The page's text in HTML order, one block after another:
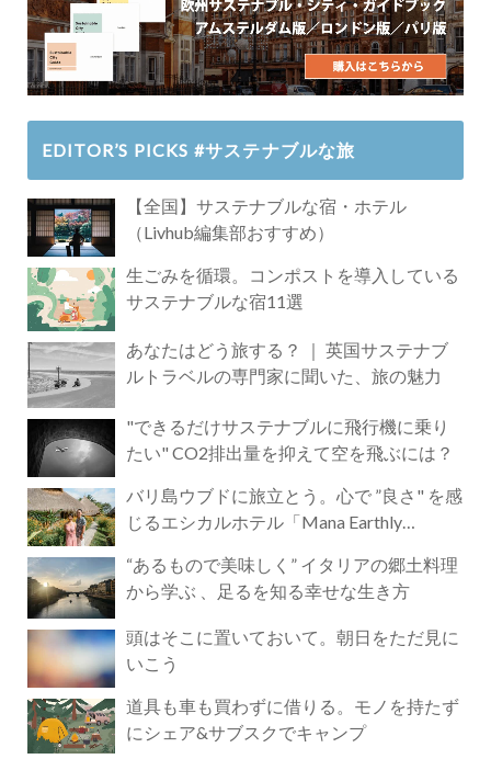
EDITOR’S PICKS #サステナブルな旅
【全国】サステナブルな宿・ホテル
（Livhub編集部おすすめ）
生ごみを循環。コンポストを導入している
サステナブルな宿11選
あなたはどう旅する？ ｜ 英国サステナブ
ルトラベルの専門家に聞いた、旅の魅力
"できるだけサステナブルに飛行機に乗り
たい" CO2排出量を抑えて空を飛ぶには？
バリ島ウブドに旅立とう。心で ”良さ" を感
じるエシカルホテル「Mana Earthly
“あるもので美味しく” イタリアの郷土料理
から学ぶ 、足るを知る幸せな生き方
頭はそこに置いておいて。朝日をただ見に
いこう
道具も車も買わずに借りる。モノを持たず
にシェア&サブスクでキャンプ